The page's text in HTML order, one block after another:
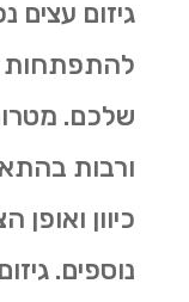
גיזום עצים
להתפתחות
שלכם.
ורבות
כיוון ואופן
נוספים.